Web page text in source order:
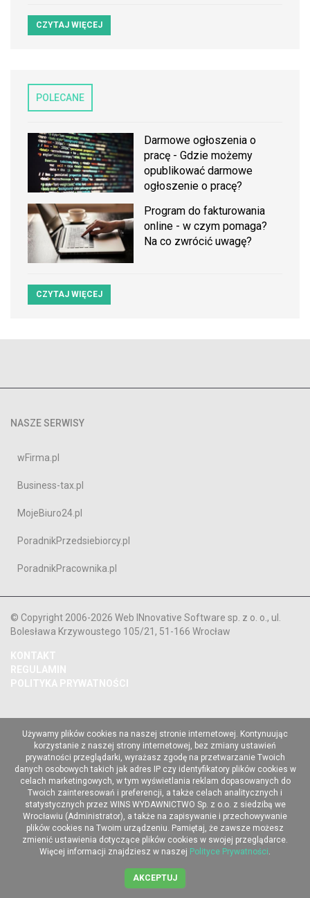
CZYTAJ WIĘCEJ
POLECANE
Darmowe ogłoszenia o
pracę - Gdzie możemy
opublikować darmowe
ogłoszenie o pracę?
Program do fakturowania
online - w czym pomaga?
Na co zwrócić uwagę?
CZYTAJ WIĘCEJ
NASZE SERWISY
wFirma.pl
Business-tax.pl
MojeBiuro24.pl
PoradnikPrzedsiebiorcy.pl
PoradnikPracownika.pl
© Copyright 2006-2026 Web INnovative Software sp. z o. o., ul.
Bolesława Krzywoustego 105/21, 51-166 Wrocław
KONTAKT
REGULAMIN
POLITYKA PRYWATNOŚCI
Używamy plików cookies na naszej stronie internetowej. Kontynuując
korzystanie z naszej strony internetowej, bez zmiany ustawień
prywatności przeglądarki, wyrażasz zgodę na przetwarzanie Twoich
danych osobowych takich jak adres IP czy identyfikatory plików cookies w
celach marketingowych, w tym wyświetlania reklam dopasowanych do
Twoich zainteresowań i preferencji, a także celach analitycznych i
statystycznych przez WINS WYDAWNICTWO Sp. z o.o. z siedzibą we
Wrocławiu (Administrator), a także na zapisywanie i przechowywanie
plików cookies na Twoim urządzeniu. Pamiętaj, że zawsze możesz
zmienić ustawienia dotyczące plików cookies w swojej przeglądarce.
Więcej informacji znajdziesz w naszej Polityce Prywatności.
AKCEPTUJ